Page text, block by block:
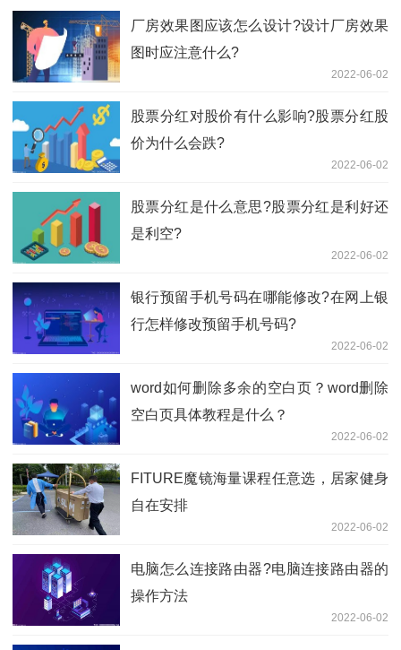
厂房效果图应该怎么设计?设计厂房效果
图时应注意什么?
2022-06-02
股票分红对股价有什么影响?股票分红股
价为什么会跌?
2022-06-02
股票分红是什么意思?股票分红是利好还
是利空?
2022-06-02
银行预留手机号码在哪能修改?在网上银
行怎样修改预留手机号码?
2022-06-02
word如何删除多余的空白页？word删除
空白页具体教程是什么？
2022-06-02
FITURE魔镜海量课程任意选，居家健身
自在安排
2022-06-02
电脑怎么连接路由器?电脑连接路由器的
操作方法
2022-06-02